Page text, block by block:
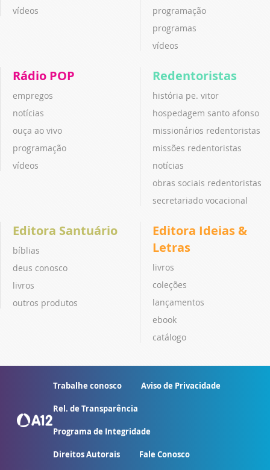
vídeos
programação
programas
vídeos
Rádio POP
empregos
notícias
ouça ao vivo
programação
vídeos
Redentoristas
história pe. vitor
hospedagem santo afonso
missionários redentoristas
missões redentoristas
notícias
obras sociais redentoristas
secretariado vocacional
Editora Santuário
bíblias
deus conosco
livros
outros produtos
Editora Ideias &
Letras
livros
coleções
lançamentos
ebook
catálogo
Trabalhe conosco Aviso de Privacidade
Rel. de Transparência
Programa de Integridade
Direitos Autorais Fale Conosco